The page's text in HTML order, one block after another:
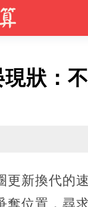
狀：
更新換代的
奪位置，尋